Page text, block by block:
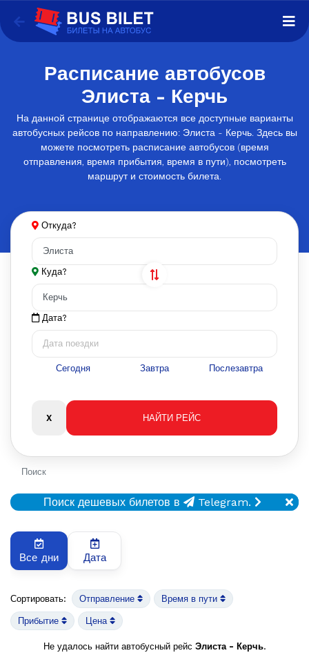
Расписание автобусов
Элиста - Керчь
На данной странице отображаются все доступные варианты
автобусных рейсов по направлению: Элиста - Керчь. Здесь вы
можете посмотреть расписание автобусов (время
отправления, время прибытия, время в пути), посмотреть
маршрут и стоимость билета.
Откуда?
Куда?
Дата?
Сегодня Завтра Послезавтра
Поиск
Поиск дешевых билетов в Telegram.
Все дни Дата
Сортировать: Отправление Время в пути
Прибытие Цена
Не удалось найти автобусный рейс Элиста - Керчь.